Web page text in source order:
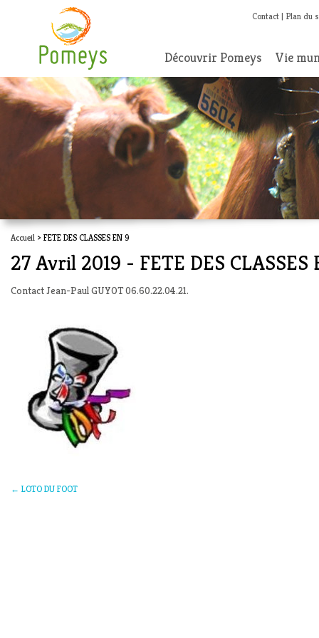
Contact Plan du
Découvrir Pomeys Vie
Accueil > FETE DES CLASSES EN 9
27 Avril 2019 - FETE DES CLASSES
Contact Jean-Paul GUYOT 06.60.22.04.21.
← LOTO DU FOOT